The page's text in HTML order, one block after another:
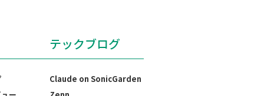
テックブログ
Claude on SonicGarden